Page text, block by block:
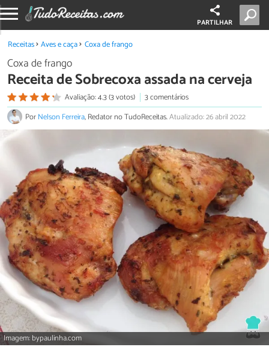
PARTILHAR
Receitas Aves e caça Coxa de frango
Coxa de frango
Receita de Sobrecoxa assada na cerveja
Avaliação: 4.3 (3 votos)
3 comentários
PorNelson Ferreira, Redator no TudoReceitas.Atualizado: 26 abril 2022
Imagem: bypaulinha.com